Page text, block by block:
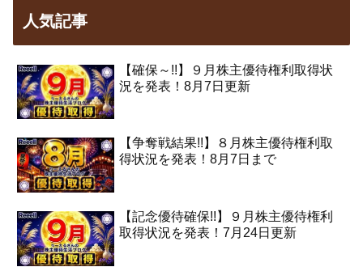
人気記事
【確保～!!】９月株主優待権利取得状
況を発表！8月7日更新
【争奪戦結果!!】８月株主優待権利取
得状況を発表！8月7日まで
【記念優待確保!!】９月株主優待権利
取得状況を発表！7月24日更新